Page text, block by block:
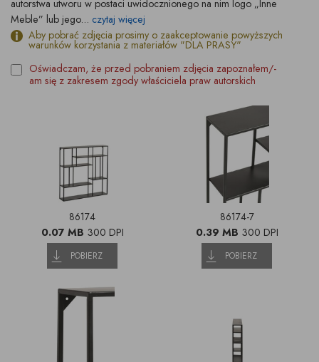
autorstwa utworu w postaci uwidocznionego na nim logo „Inne
Meble” lub jego... czytaj więcej
Aby pobrać zdjęcia prosimy o zaakceptowanie powyższych
warunków korzystania z materiałów "DLA PRASY"
Oświadczam, że przed pobraniem zdjęcia zapoznałem/-
am się z zakresem zgody właściciela praw autorskich
86174
0.07 MB 300 DPI
POBIERZ
86174-7
0.39 MB 300 DPI
POBIERZ